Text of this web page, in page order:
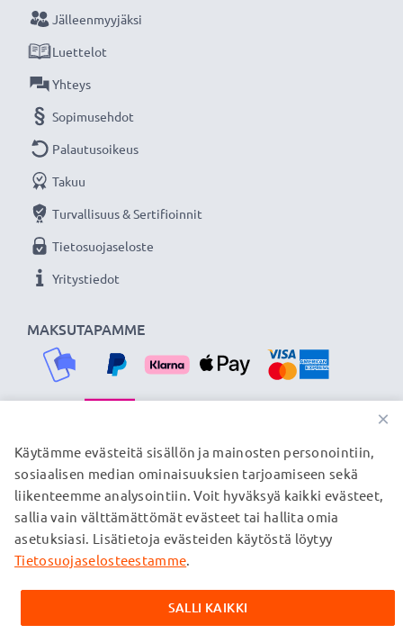
MAKSUTAPAMME
Jälleenmyyjäksi
Luettelot
Yhteys
Sopimusehdot
Palautusoikeus
Takuu
Turvallisuus & Sertifioinnit
Tietosuojaseloste
Yritystiedot
TOIMITUSKUMPPANIMME
© subtel.fi 2026
Kaikki hinnat sisältävät arvonlisäveron, mutta ei
toimituskuluja. Kaikki sivuillamme mainitut tavaramerkit ovat
verkkosivuillamme ainoastaan tuotteitamme koskevan
×
Käytämme evästeitä sisällön ja mainosten personointiin,
sosiaalisen median ominaisuuksien tarjoamiseen sekä
liikenteemme analysointiin. Voit hyväksyä kaikki evästeet,
sallia vain välttämättömät evästeet tai hallita omia
asetuksiasi. Lisätietoja evästeiden käytöstä löytyy
Tietosuojaselosteestamme.
SALLI KAIKKI